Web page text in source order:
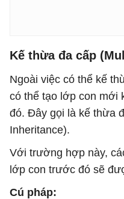
Kế thừa đa cấp
Ngoài việc có thể kế
có thể tạo lớp con mới
đó. Đây gọi là kế thừa
Inheritance).
Với trường hợp này,
lớp con trước đó sẽ
Cú pháp: